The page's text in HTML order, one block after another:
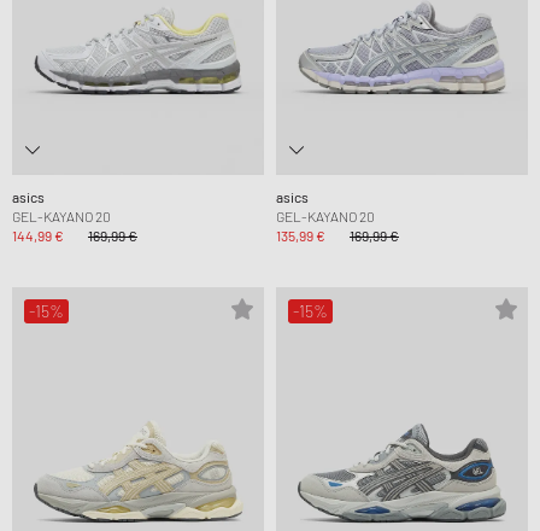
asics
GEL-KAYANO 20
144,99 €
169,99 €
asics
GEL-KAYANO 20
135,99 €
169,99 €
-15% -15%